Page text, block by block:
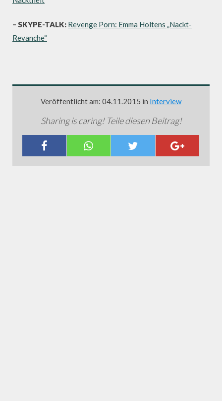
– SKYPE-TALK: Revenge Porn: Emma Holtens „Nackt-
Revanche“
Veröffentlicht am: 04.11.2015 in Interview
Sharing is caring! Teile diesen Beitrag!